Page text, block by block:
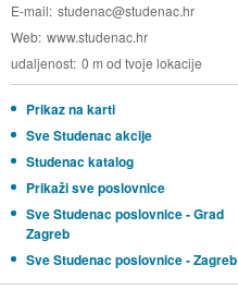
E-mail studenac@studenac.hr
Web www.studenac.hr
udaljenost 0 m od tvoje lokacije
Prikaz na karti
Sve Studenac akcije
Studenac katalog
Prikaži sve poslovnice
Sve Studenac poslovnice - Grad
Zagreb
Sve Studenac poslovnice - Zagreb